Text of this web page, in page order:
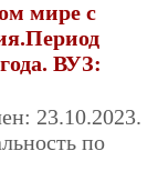
мире с
ВУЗ:
23.10.2023.
по